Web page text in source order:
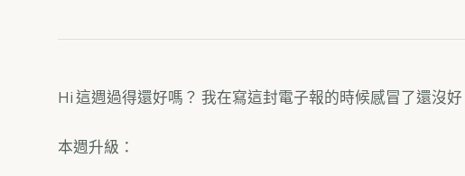
Hi 這週過得還好嗎？ 我在寫這封電子報的時候感冒了還沒
本週升級：